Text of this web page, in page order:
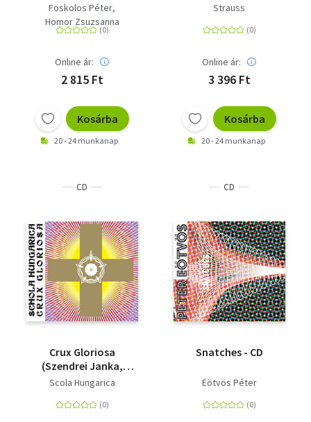
Foskolos Péter
Homor Zsuzsanna
Online ár:
2 815 Ft
Kosárba
20 - 24 munkanap
- CD
Strauss
Online ár:
3 396 Ft
Kosárba
20 - 24 munkanap
CD
Crux Gloriosa
(Szendrei Janka,
Dobszay László) - CD
Scola Hungarica
CD
Snatches - CD
Eötvös Péter